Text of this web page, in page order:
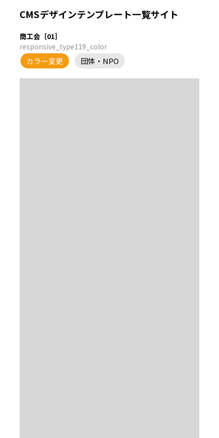
CMSデザインテンプレート一覧サイト
商工会［01］
responsive_type119_color
団体・NPO
カラー変更